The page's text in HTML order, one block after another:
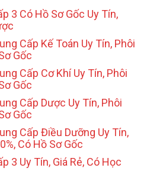
3 Có Hồ Sơ Gốc Uy Tín,
Cấp Kế Toán Uy Tín, Phôi
Gốc
Cấp Cơ Khí Uy Tín, Phôi
Gốc
Cấp Dược Uy Tín, Phôi
Gốc
Cấp Điều Dưỡng Uy Tín,
Có Hồ Sơ Gốc
3 Uy Tín, Giá Rẻ, Có Học